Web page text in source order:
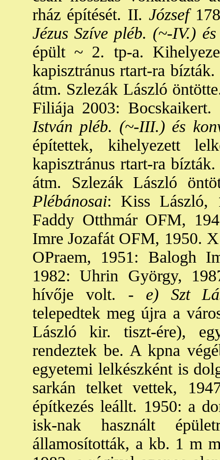
rház építését. II. József
Jézus Szíve pléb. (~-IV.)
épült ~ 2. tp-a.
kapisztránus rtart-ra
átm. Szlezák László
Filiája 2003:
István pléb. (~-III.) és
építettek, kihelyezett
kapisztránus rtart-ra
átm. Szlezák László
Plébánosai: Kiss László,
Faddy Otthmár OFM,
Imre Jozafát OFM, 1950.
OPraem, 1951: Balogh
1982: Uhrin György,
hívője volt. - e) Szt
telepedtek meg újra a
László kir. tiszt-ére),
rendeztek be. A kpna
egyetemi lelkészként is
sarkán telket vettek,
építkezés leállt. 1950: a
isk-nak használt
államosították, a kb. 1 m